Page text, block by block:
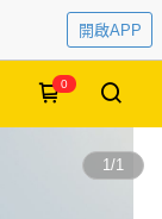
開啟APP
0
1/1